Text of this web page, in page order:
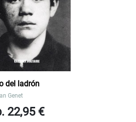
del ladrón
Genet
22,95 €